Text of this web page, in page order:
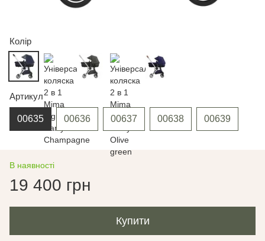
Колір
Артикул
00635 00636 00637 00638 00639
В наявності
19 400 грн
Купити